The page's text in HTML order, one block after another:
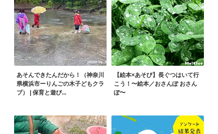
あそんできたんだから！（神奈川
県横浜市ーりんごの木子どもクラ
ブ） | 保育と遊び...
【絵本×あそび】長ぐつはいて行
こう！〜絵本／おさんぽ おさん
ぽ〜